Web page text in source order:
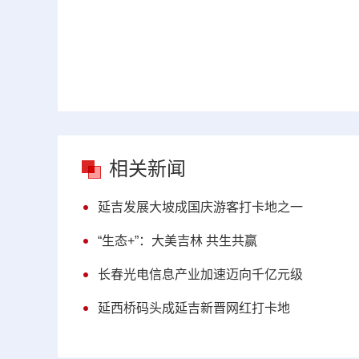
相关新闻
延吉发展大坡成国庆游客打卡地之一
“生态+”：大美吉林 共生共赢
长春光电信息产业加速迈向千亿元级
延西桥码头成延吉新晋网红打卡地